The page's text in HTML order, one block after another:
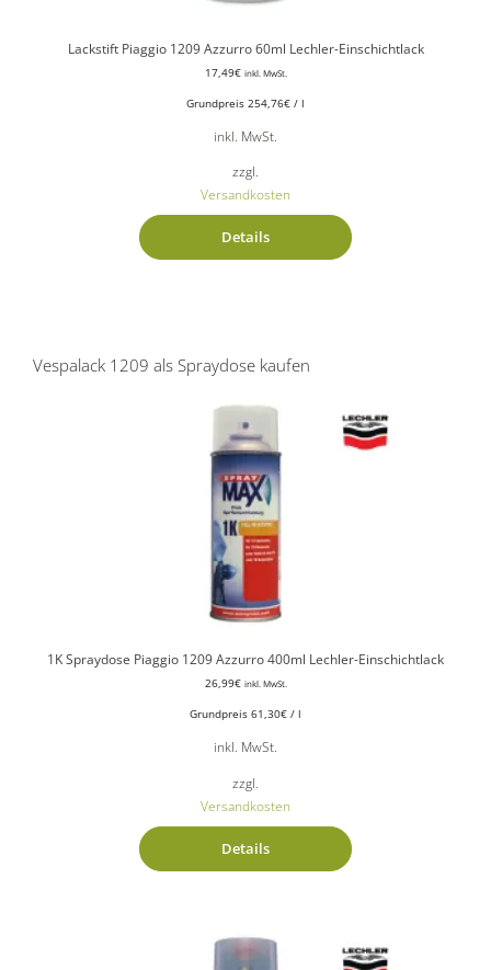
Lackstift Piaggio 1209 Azzurro 60ml Lechler-Einschichtlack
17,49€ inkl. MwSt.
Grundpreis 254,76€ / l
inkl. MwSt.
zzgl.
Versandkosten
Details
Vespalack 1209 als Spraydose kaufen
1K Spraydose Piaggio 1209 Azzurro 400ml Lechler-Einschichtlack
26,99€ inkl. MwSt.
Grundpreis 61,30€ / l
inkl. MwSt.
zzgl.
Versandkosten
Details